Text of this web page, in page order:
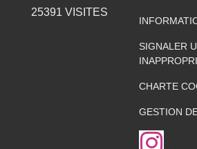
25391 VISITES
SIGNALER
CHARTE
GESTION